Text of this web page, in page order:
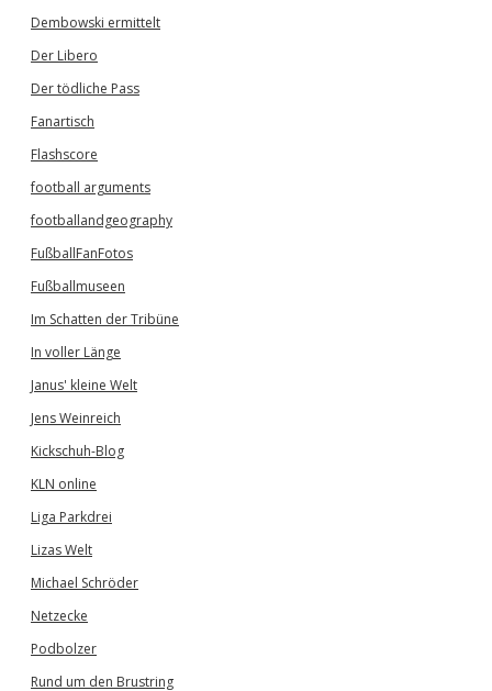
Dembowski ermittelt
Der Libero
Der tödliche Pass
Fanartisch
Flashscore
football arguments
footballandgeography
FußballFanFotos
Fußballmuseen
Im Schatten der Tribüne
In voller Länge
Janus' kleine Welt
Jens Weinreich
Kickschuh-Blog
KLN online
Liga Parkdrei
Lizas Welt
Michael Schröder
Netzecke
Podbolzer
Rund um den Brustring